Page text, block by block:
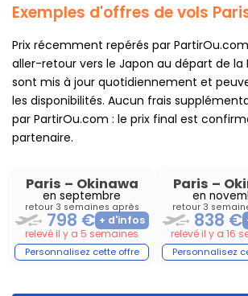
Exemples d'offres de vols
Prix récemment repérés par
aller-retour vers le Japon au départ de la
sont mis à jour quotidiennement et
les disponibilités. Aucun frais
par PartirOu.com : le prix final est
partenaire.
Paris – Okinawa
en septembre
retour 3 semaines après
798 €
relevé il y a 5 semaines
Paris –
en
retour 3
838 €
relevé il y a 16